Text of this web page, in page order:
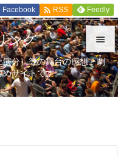


メニュ

Facebook  RSS Feedly
ンク
分）等の舞台の感想、劇
サイトです。